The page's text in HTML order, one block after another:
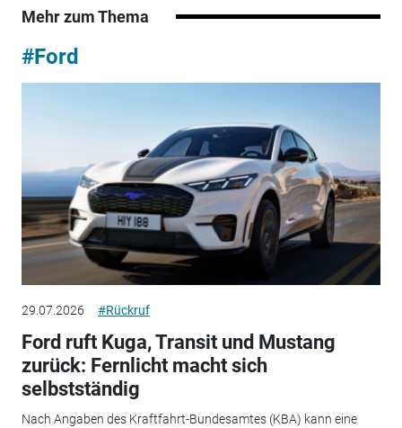
Mehr zum Thema
#Ford
29.07.2026 #Rückruf
Ford ruft Kuga, Transit und Mustang
zurück: Fernlicht macht sich
selbstständig
Nach Angaben des Kraftfahrt-Bundesamtes (KBA) kann eine